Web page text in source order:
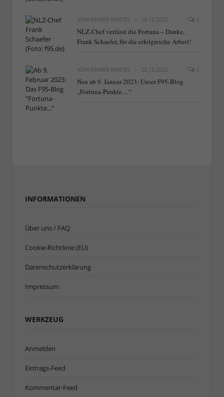
VON RAINER BARTEL 10.12.2022 5
NLZ-Chef verlässt die Fortuna – Danke,
Frank Schaefer, für die erfolgreiche Arbeit!
VON RAINER BARTEL 22.12.2022 2
Neu ab 9. Januar 2023: Unser F95-Blog
„Fortuna-Punkte…“
INFORMATIONEN
Über uns / FAQ
Cookie-Richtlinie (EU)
Datenschutzerklärung
Impressum
WERKZEUG
Anmelden
Eintrags-Feed
Kommentar-Feed